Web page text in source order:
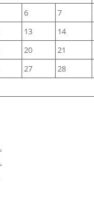
6 7
13 14
20 21
27 28